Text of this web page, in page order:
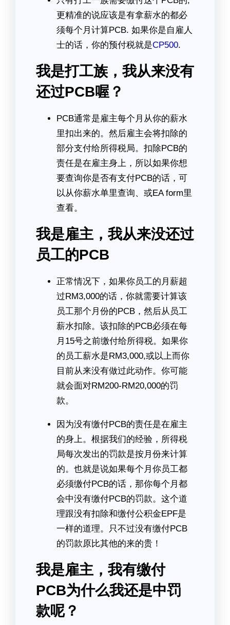
更精准的说应该是有拿薪水的都必
须每个月计算PCB. 如果你是自雇人
士的话，你的预付税就是CP500.
我是打工族，我从来没有
还过PCB喔？
PCB通常是雇主每个月从你的薪水
里扣出来的。然后雇主会将扣除的
部分支付给所得税局。扣除PCB的
责任是在雇主身上，所以如果你想
要查询你是否有支付PCB的话，可
以从你薪水单里查询、或EA form里
查看。
我是雇主，我从来没还过
员工的PCB
正常情况下，如果你员工的月薪超
过RM3,000的话，你就需要计算该
员工那个月份的PCB，然后从员工
薪水扣除。该扣除的PCB必须在每
月15号之前缴付给所得税。如果你
的员工薪水是RM3,000,或以上而你
目前从来没有做过此动作。你可能
就会面对RM200-RM20,000的罚
款。
因为没有缴付PCB的责任是在雇主
的身上。根据我们的经验，所得税
局每次发出的罚款是按月份来计算
的。也就是说如果每个月你员工都
必须缴付PCB的话，那你每个月都
会中没有缴付PCB的罚款。这个道
理跟没有扣除和缴付公积金EPF是
一样的道理。只不过没有缴付PCB
的罚款原比其他的来的贵！
我是雇主，我有缴付
PCB为什么我还是中罚
款呢？